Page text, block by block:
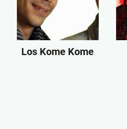
Los Kome Kome